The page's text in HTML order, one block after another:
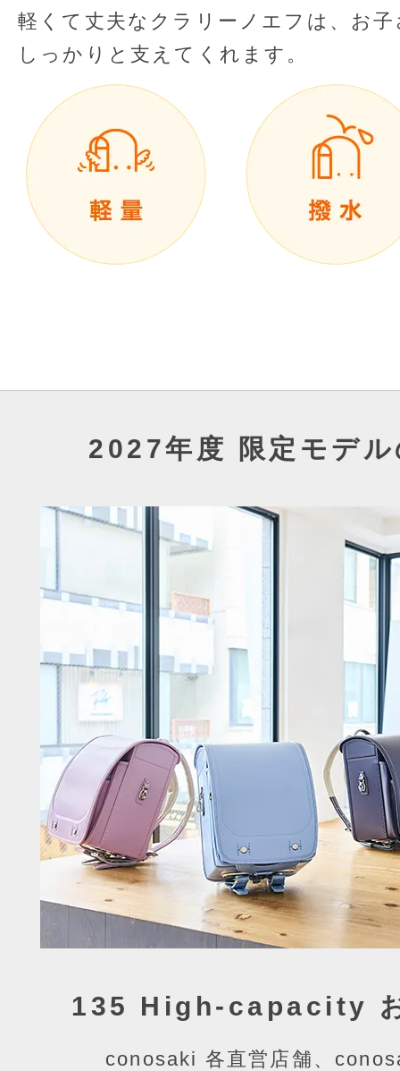
軽くて丈夫なクラリーノエフは、お
しっかりと支えてくれます。
2027年度 限定モデ
135 High-capacity
conosaki 各直営店舗、